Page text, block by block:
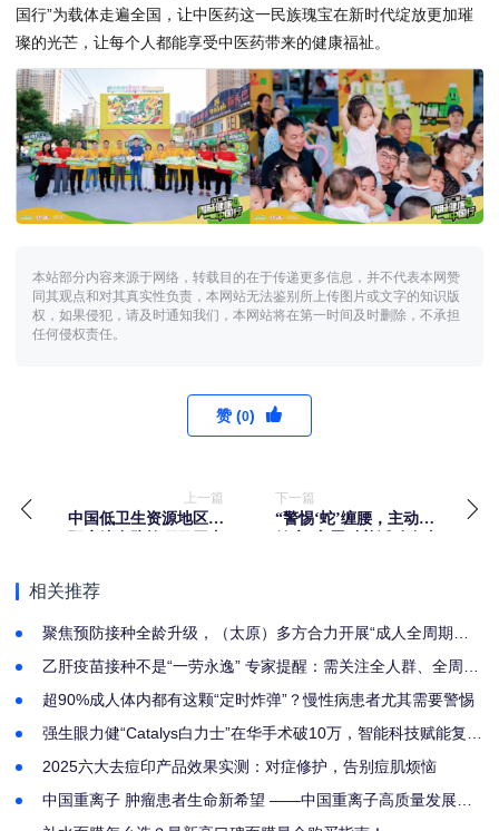
国行”为载体走遍全国，让中医药这一民族瑰宝在新时代绽放更加璀
璨的光芒，让每个人都能享受中医药带来的健康福祉。
本站部分内容来源于网络，转载目的在于传递更多信息，并不代表本网赞
同其观点和对其真实性负责，本网站无法鉴别所上传图片或文字的知识版
权，如果侵犯，请及时通知我们，本网站将在第一时间及时删除，不承担
任何侵权责任。
赞 (0)
上一篇
中国低卫生资源地区宫
下一篇
“警惕‘蛇’缠腰，主动更
相关推荐
聚焦预防接种全龄升级，（太原）多方合力开展“成人全周期免
乙肝疫苗接种不是“一劳永逸” 专家提醒：需关注全人群、全周期
超90%成人体内都有这颗“定时炸弹”？慢性病患者尤其需要警惕
强生眼力健“Catalys白力士”在华手术破10万，智能科技赋能复杂
2025六大去痘印产品效果实测：对症修护，告别痘肌烦恼
中国重离子 肿瘤患者生命新希望 ——中国重离子高质量发展暨